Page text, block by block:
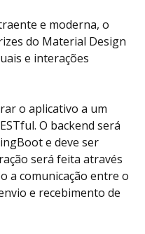
e moderna, o
do Material Design
e interações
o aplicativo a um
O backend será
e deve ser
será feita através
a comunicação entre o
e recebimento de